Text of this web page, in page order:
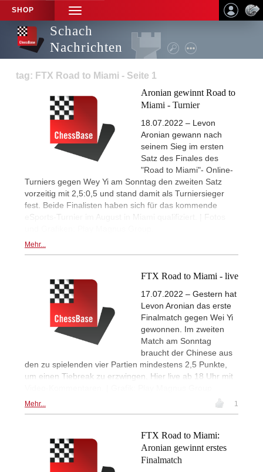
SHOP
TOGGLE
NAVIGATION
Schach
Nachrichten
tag: FTX Road to Miami - Seite 1
Aronian gewinnt Road to
Miami - Turnier
18.07.2022 – Levon
Aronian gewann nach
seinem Sieg im ersten
Satz des Finales des
"Road to Miami"- Online-
Turniers gegen Wey Yi am Sonntag den zweiten Satz
vorzeitig mit 2,5:0,5 und stand damit als Turniersieger
fest. Beide Finalisten haben sich für das kommende
eSports-Turnier im August in Miami qualifiziert. | Fotos
Mehr...
FTX Road to Miami - live
17.07.2022 – Gestern hat
Levon Aronian das erste
Finalmatch gegen Wei Yi
gewonnen. Im zweiten
Match am Sonntag
braucht der Chinese aus
den zu spielenden vier Partien mindestens 2,5 Punkte,
um einen Tiebreak zu erzwingen. Hier live ab 18 Uhr mit
Mehr... 1
FTX Road to Miami:
Aronian gewinnt erstes
Finalmatch